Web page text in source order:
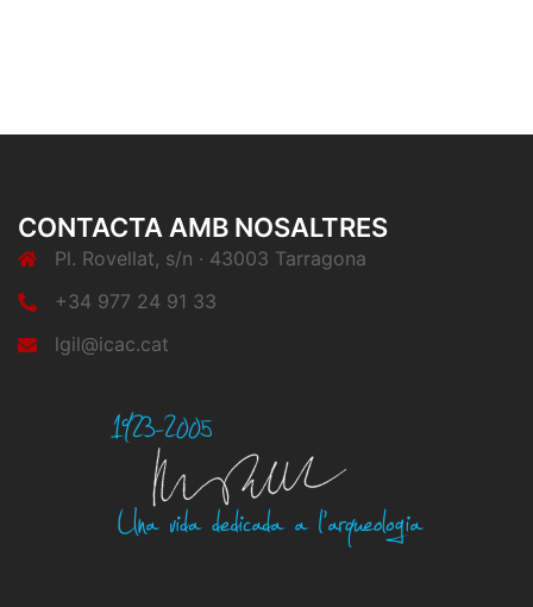
CONTACTA AMB NOSALTRES
Pl. Rovellat, s/n · 43003 Tarragona
+34 977 24 91 33
lgil@icac.cat